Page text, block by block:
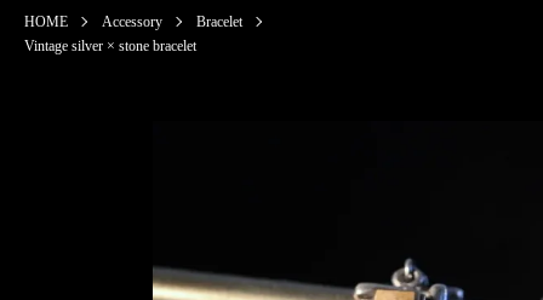
HOME Accessory
Bracelet
Vintage silver × stone bracelet